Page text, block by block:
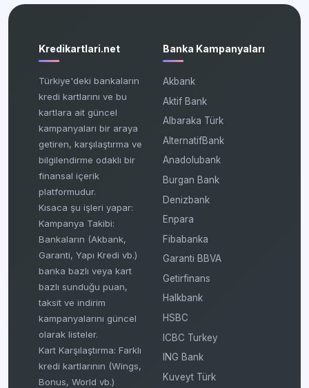
Kredikartlari.net
Türkiye'deki bankaların
kredi kartlarını ve bu
kartlara ait güncel
kampanyaları bir araya
getiren, karşılaştırma ve
bilgilendirme odaklı bir
finansal içerik
platformudur.
Kısaca şu işleri yapar:
Kampanya Takibi:
Bankaların (Akbank,
Garanti, Yapı Kredi vb.)
banka bazlı veya kart
bazlı sunduğu puan,
taksit ve indirim
kampanyalarını güncel
olarak listeler.
Kart Karşılaştırma: Farklı
kredi kartlarının (Wings,
Bonus, World vb.)
Banka Kampanyaları
Akbank
Aktif Bank
Albaraka Türk
AlternatifBank
Anadolubank
Burgan Bank
Denizbank
Enpara
Fibabanka
Garanti BBVA
Getirfinans
Halkbank
HSBC
ICBC Turkey
ING Bank
Kuveyt Türk